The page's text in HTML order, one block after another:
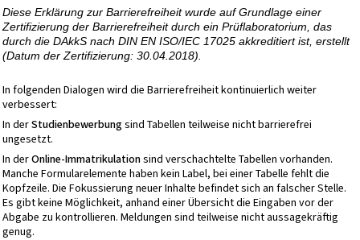
Diese Erklärung zur Barrierefreiheit wurde auf Grundlage einer
Zertifizierung der Barrierefreiheit durch ein Prüflaboratorium, das
durch die DAkkS nach DIN EN ISO/IEC 17025 akkreditiert ist, erstellt
(Datum der Zertifizierung: 30.04.2018).
In folgenden Dialogen wird die Barrierefreiheit kontinuierlich weiter
verbessert:
In derStudienbewerbungsind Tabellen teilweise nicht barrierefrei
ungesetzt.
In derOnline-Immatrikulationsind verschachtelte Tabellen vorhanden.
Manche Formularelemente haben kein Label, bei einer Tabelle fehlt die
Kopfzeile. Die Fokussierung neuer Inhalte befindet sich an falscher Stelle.
Es gibt keine Möglichkeit, anhand einer Übersicht die Eingaben vor der
Abgabe zu kontrollieren. Meldungen sind teilweise nicht aussagekräftig
genug.